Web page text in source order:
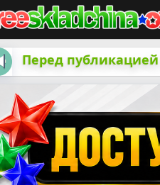
Перед